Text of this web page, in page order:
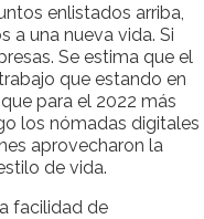
enlistados arriba,
a una nueva vida. Si
Se estima que el
que estando en
para el 2022 más
los nómadas digitales
aprovecharon la
de vida.
facilidad de